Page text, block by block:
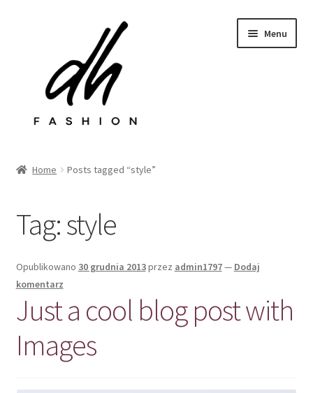
Menu
Kontakt
Home Posts tagged “style”
Tag:style
Opublikowano 30 grudnia 2013przez admin1797— Dodaj
komentarz
Just a cool blog post with
Images